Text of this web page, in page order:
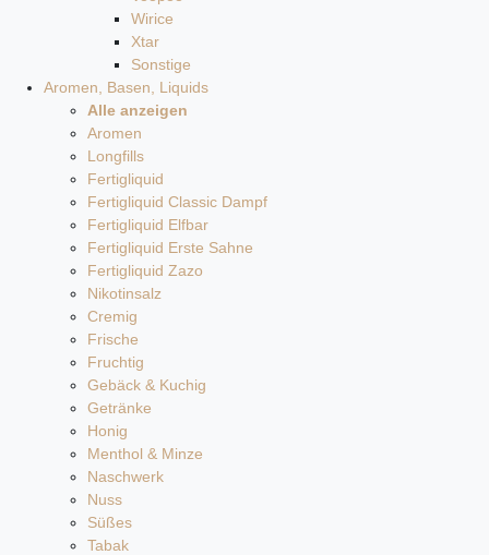
Wirice
Xtar
Sonstige
Aromen, Basen, Liquids
Alle anzeigen
Aromen
Longfills
Fertigliquid
Fertigliquid Classic Dampf
Fertigliquid Elfbar
Fertigliquid Erste Sahne
Fertigliquid Zazo
Nikotinsalz
Cremig
Frische
Fruchtig
Gebäck & Kuchig
Getränke
Honig
Menthol & Minze
Naschwerk
Nuss
Süßes
Tabak